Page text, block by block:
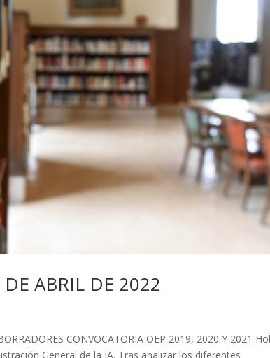
ABRIL DE 2022
CONVOCATORIA OEP 2019, 2020 Y 2021
General de la JA. Tras analizar los diferentes